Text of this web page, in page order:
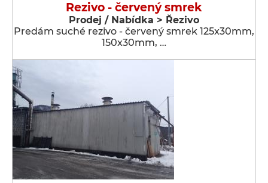
Rezivo - červený smrek
Prodej / Nabídka > Řezivo
Predám suché rezivo - červený smrek 125x30mm,
150x30mm, …